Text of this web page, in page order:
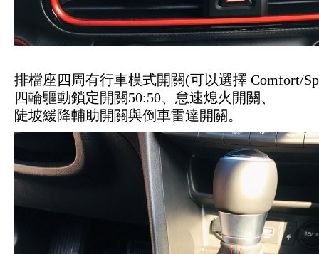
排檔座四周有行車模式開關(可以選擇 Comfort/
四輪驅動鎖定開關50:50、怠速熄火開關、
陡坡緩降輔助開關與倒車雷達開關。